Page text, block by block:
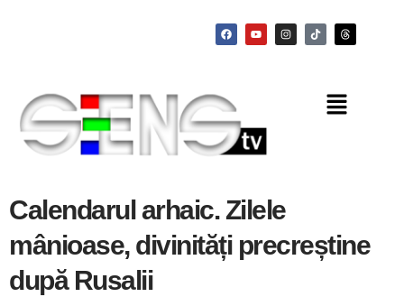
Calendarul arhaic. Zilele
mânioase, divinități precreștine
după Rusalii